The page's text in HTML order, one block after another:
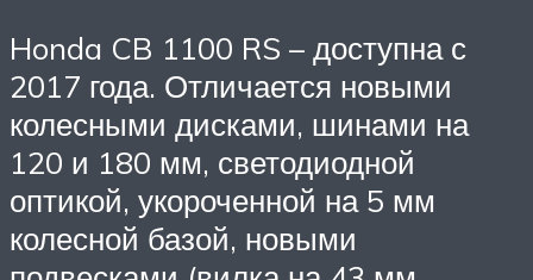
Honda CB 1100 RS – доступна с
2017 года. Отличается новыми
колесными дисками, шинами на
120 и 180 мм, светодиодной
оптикой, укороченной на 5 мм
колесной базой, новыми